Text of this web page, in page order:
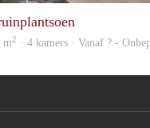
m2 · 4 kamers · Vanaf ? -